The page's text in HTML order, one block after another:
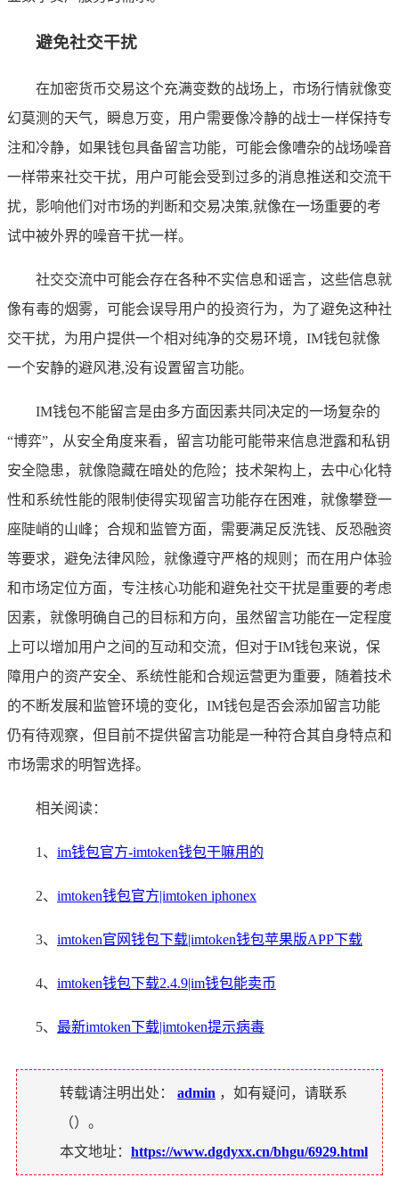
避免社交干扰
在加密货币交易这个充满变数的战场上，市场行情就像变
幻莫测的天气，瞬息万变，用户需要像冷静的战士一样保持专
注和冷静，如果钱包具备留言功能，可能会像嘈杂的战场噪音
一样带来社交干扰，用户可能会受到过多的消息推送和交流干
扰，影响他们对市场的判断和交易决策,就像在一场重要的考
试中被外界的噪音干扰一样。
社交交流中可能会存在各种不实信息和谣言，这些信息就
像有毒的烟雾，可能会误导用户的投资行为，为了避免这种社
交干扰，为用户提供一个相对纯净的交易环境，IM钱包就像
一个安静的避风港,没有设置留言功能。
IM钱包不能留言是由多方面因素共同决定的一场复杂的
“博弈”，从安全角度来看，留言功能可能带来信息泄露和私钥
安全隐患，就像隐藏在暗处的危险；技术架构上，去中心化特
性和系统性能的限制使得实现留言功能存在困难，就像攀登一
座陡峭的山峰；合规和监管方面，需要满足反洗钱、反恐融资
等要求，避免法律风险，就像遵守严格的规则；而在用户体验
和市场定位方面，专注核心功能和避免社交干扰是重要的考虑
因素，就像明确自己的目标和方向，虽然留言功能在一定程度
上可以增加用户之间的互动和交流，但对于IM钱包来说，保
障用户的资产安全、系统性能和合规运营更为重要，随着技术
的不断发展和监管环境的变化，IM钱包是否会添加留言功能
仍有待观察，但目前不提供留言功能是一种符合其自身特点和
市场需求的明智选择。
相关阅读：
1、 im钱包官方-imtoken钱包干嘛用的
2、 imtoken钱包官方|imtoken iphonex
3、 imtoken官网钱包下载|imtoken钱包苹果版APP下载
4、 imtoken钱包下载2.4.9|im钱包能卖币
5、 最新imtoken下载|imtoken提示病毒
转载请注明出处： admin ，如有疑问，请联系
（）。
本文地址： https://www.dgdyxx.cn/bhgu/6929.html